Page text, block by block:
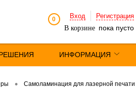
0 Вход
Регистрация
В корзине пока пусто
ИНФОРМАЦИЯ
• Самоламинация для лазерной печати